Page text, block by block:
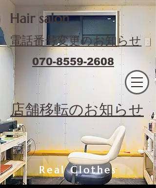
​Hair salon
電話番号変更のお知らせ
070-8559-2608
​店舗移転のお知らせ
Real Clothes